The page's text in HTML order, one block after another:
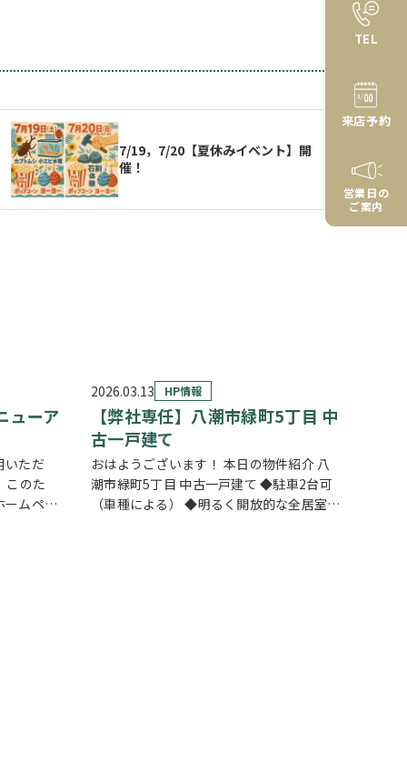
7/19，7/20【夏休みイベント】開
催！
ューア
いただ
このた
ームペー
2026.03.13 HP情報
【弊社専任】八潮市緑町5丁目 中
古一戸建て
おはようございます！ 本日の物件紹介 八
潮市緑町5丁目 中古一戸建て ◆駐車2台可
（車種による） ◆明るく開放的な全居室南
TEL
来店予約
営業日の
ご案内